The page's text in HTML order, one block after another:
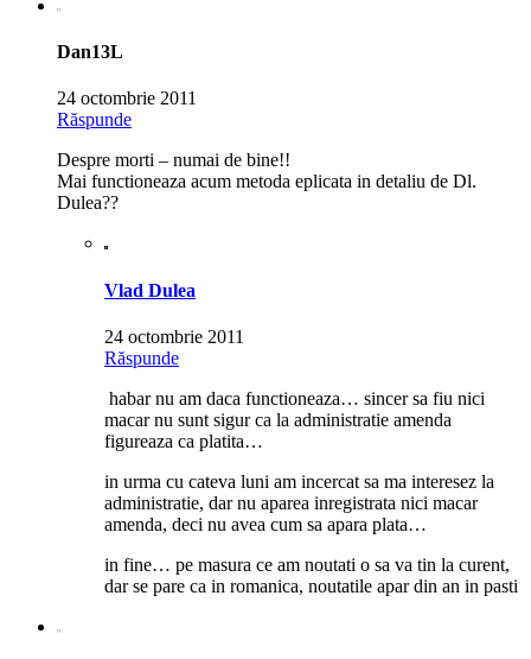
Dan13L
24 octombrie 2011
Răspunde
Despre morti – numai de bine!!
Mai functioneaza acum metoda eplicata in detaliu de Dl.
Dulea??
Vlad Dulea
24 octombrie 2011
Răspunde
habar nu am daca functioneaza… sincer sa fiu nici
macar nu sunt sigur ca la administratie amenda
figureaza ca platita…
in urma cu cateva luni am incercat sa ma interesez la
administratie, dar nu aparea inregistrata nici macar
amenda, deci nu avea cum sa apara plata…
in fine… pe masura ce am noutati o sa va tin la curent,
dar se pare ca in romanica, noutatile apar din an in pasti